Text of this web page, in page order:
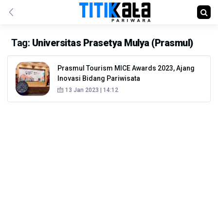
Tag: Universitas Prasetya Mulya (Prasmul)
Prasmul Tourism MICE Awards 2023, Ajang
Inovasi Bidang Pariwisata
13 Jan 2023 | 14:12